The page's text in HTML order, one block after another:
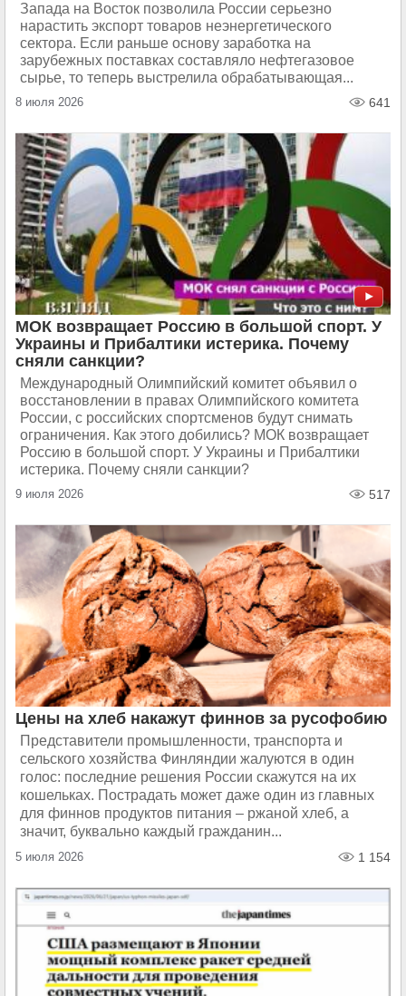
Запада на Восток позволила России серьезно
нарастить экспорт товаров неэнергетического
сектора. Если раньше основу заработка на
зарубежных поставках составляло нефтегазовое
сырье, то теперь выстрелила обрабатывающая...
8 июля 2026 641
МОК возвращает Россию в большой спорт. У
Украины и Прибалтики истерика. Почему
сняли санкции?
Международный Олимпийский комитет объявил о
восстановлении в правах Олимпийского комитета
России, с российских спортсменов будут снимать
ограничения. Как этого добились? МОК возвращает
Россию в большой спорт. У Украины и Прибалтики
истерика. Почему сняли санкции?
9 июля 2026 517
Цены на хлеб накажут финнов за русофобию
Представители промышленности, транспорта и
сельского хозяйства Финляндии жалуются в один
голос: последние решения России скажутся на их
кошельках. Пострадать может даже один из главных
для финнов продуктов питания – ржаной хлеб, а
значит, буквально каждый гражданин...
5 июля 2026 1 154